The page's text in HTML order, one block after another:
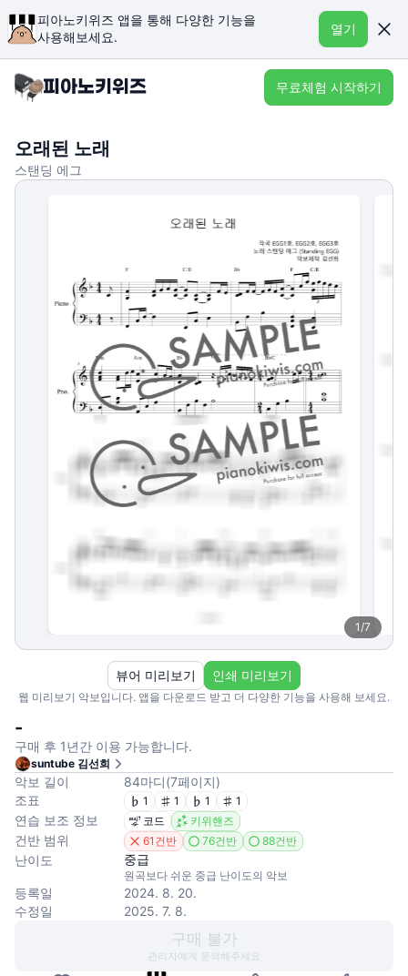
피아노키위즈 앱을 통해 다양한 기능을
사용해보세요.
열기
무료체험 시작하기
오래된 노래
스탠딩 에그
1/7
웹 미리보기 악보입니다. 앱을 다운로드 받고 더 다양한 기능을 사용해 보세요.
뷰어 미리보기 인쇄 미리보기
-
구매 후 1년간 이용 가능합니다.
suntube 김선희
악보 길이 84마디(7페이지)
조표
1 1 1 1
연습 보조 정보 코드 키위핸즈
건반 범위 61건반 76건반 88건반
난이도 중급
원곡보다 쉬운 중급 난이도의 악보
등록일
2024. 8. 20.
수정일
2025. 7. 8.
구매 불가
관리자에게 문의해주세요